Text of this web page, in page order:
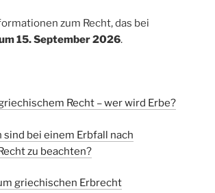
zum Recht, das bei
15. September 2026.
Recht – wer wird Erbe?
bei einem Erbfall nach
zu beachten?
griechischen Erbrecht